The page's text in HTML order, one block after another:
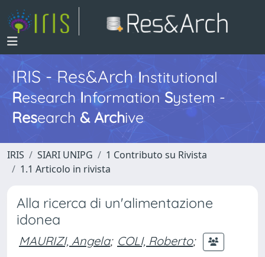
IRIS - Res&ArchInstitutional
Research InformationSystem -
Research & Archive
IRIS SIARI UNIPG
1 Contributo su Rivista
1.1 Articolo in rivista
Alla ricerca di un'alimentazione
idonea
MAURIZI, Angela; COLI, Roberto;